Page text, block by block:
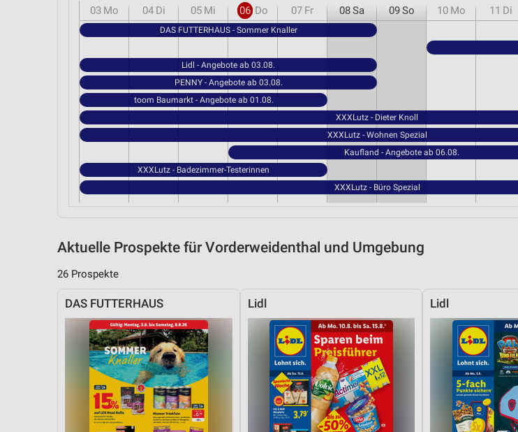
03 Mo 04 Di 05 Mi 06 Do 07 Fr 08Sa 09So 10 Mo 11 Di
DAS FUTTERHAUS - Sommer Knaller
Lidl - Angebote ab 03.08.
PENNY - Angebote ab 03.08.
toom Baumarkt - Angebote ab 01.08.
XXXLutz - Dieter Knoll
XXXLutz - Wohnen Spezial
Kaufland - Angebote ab 06.08.
XXXLutz - Badezimmer-Testerinnen
XXXLutz - Büro Spezial
Aktuelle Prospekte für Vorderweidenthal und Umgebung
26 Prospekte
DAS FUTTERHAUS Lidl Lidl